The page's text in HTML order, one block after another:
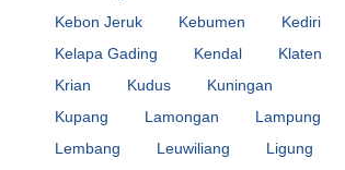
Kebon Jeruk
Kebumen
Kediri
Kelapa Gading
Kendal
Klaten
Krian
Kudus
Kuningan
Kupang
Lamongan
Lampung
Lembang
Leuwiliang
Ligung